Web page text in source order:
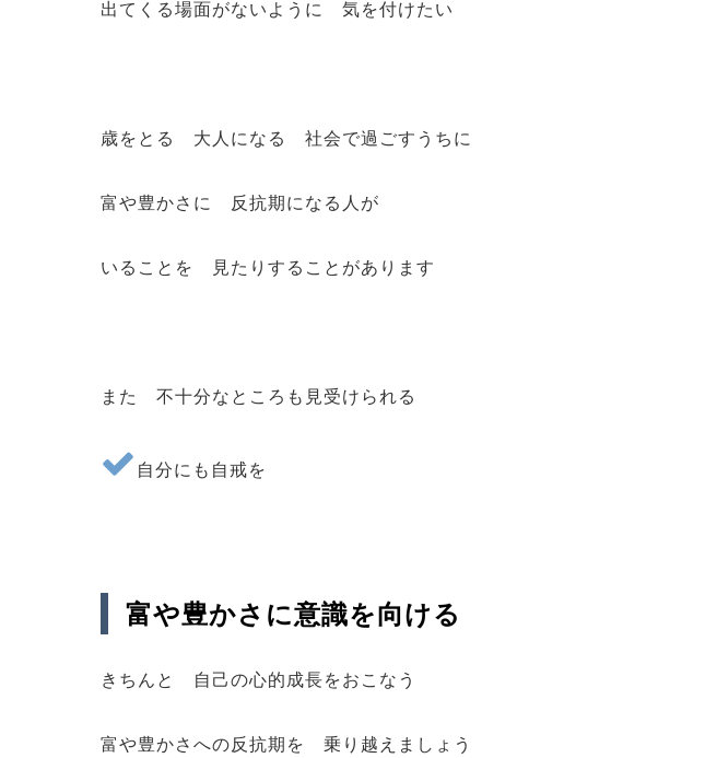
出てくる場面がないように 気を付けたい
歳をとる 大人になる 社会で過ごすうちに
富や豊かさに 反抗期になる人が
いることを 見たりすることがあります
また 不十分なところも見受けられる
自分にも自戒を
富や豊かさに意識を向ける
きちんと 自己の心的成長をおこなう
富や豊かさへの反抗期を 乗り越えましょう